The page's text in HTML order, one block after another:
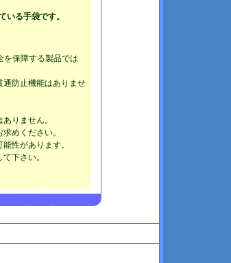
いる手袋です。
保障する製品では
防止機能はありませ
りません。
めください。
性があります。
下さい。